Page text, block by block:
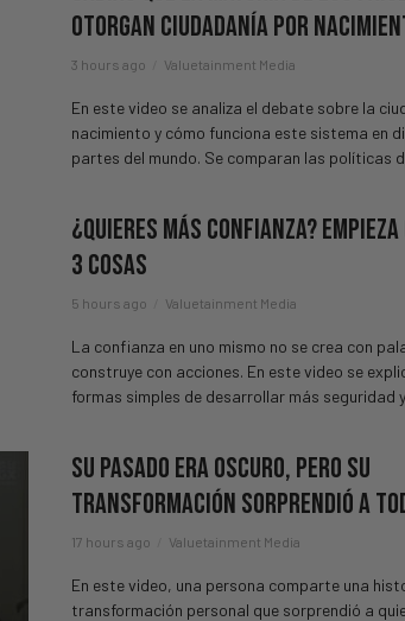
Otorgan Ciudadanía por
3 hours ago Valuetainment Media
En este video se analiza el debate sobre la
nacimiento y cómo funciona este sistema en
partes del mundo. Se comparan las políticas
¿Quieres Más Confianza?
3 Cosas
5 hours ago Valuetainment Media
La confianza en uno mismo no se crea con
construye con acciones. En este video se
formas simples de desarrollar más seguridad
Su Pasado Era Oscuro, Pero Su
Transformación Sorprendió A
17 hours ago Valuetainment Media
En este video, una persona comparte una
transformación personal que sorprendió a